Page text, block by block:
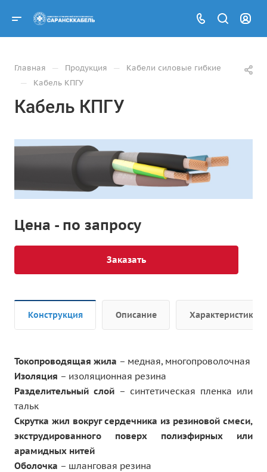
Главная — Продукция — Кабели силовые гибкие
— Кабель КПГУ
Кабель КПГУ
Цена - по запросу
Заказать
Конструкция Описание Характеристики
Токопроводящая жила – медная, многопроволочная
Изоляция – изоляционная резина
Разделительный слой – синтетическая пленка или
тальк
Скрутка жил вокруг сердечника из резиновой смеси,
экструдированного поверх полиэфирных или
арамидных нитей
Оболочка – шланговая резина